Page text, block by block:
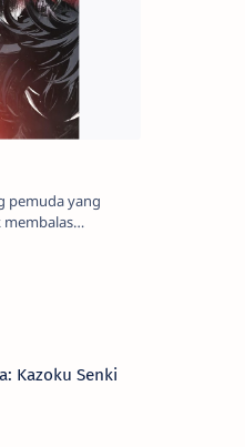
seniman bela diri
oleh anak
Kazoku Senki